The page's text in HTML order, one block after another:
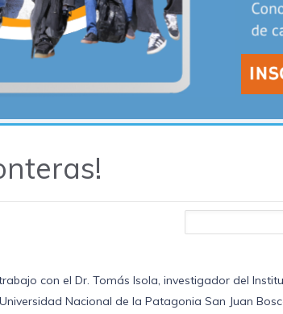
con el Dr. Tomás Isola, investigador del
Nacional de la Patagonia San Juan